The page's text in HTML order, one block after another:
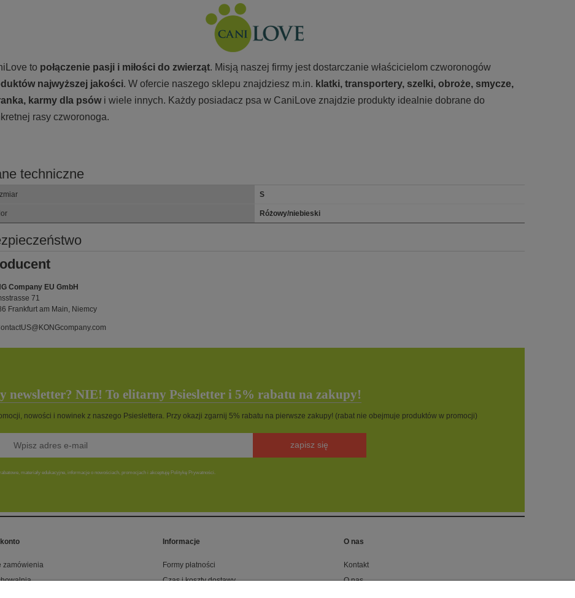
to połączenie pasji i miłości do zwierząt. Misją naszej firmy jest dostarczanie właścicielom czworonogów
najwyższej jakości. W ofercie naszego sklepu znajdziesz m.in. klatki, transportery, szelki, obroże, smycze,
karmy dla psówi wiele innych. Każdy posiadacz psa w CaniLove znajdzie produkty idealnie dobrane do
rasy czworonoga.
techniczne
S
Różowy/niebieski
Company EU GmbH
71
Frankfurt am Main, Niemcy
newsletter? NIE! To elitarny Psiesletter i 5% rabatu na zakupy!
nowości i nowinek z naszego Psieslettera. Przy okazji zgarnij 5% rabatu na pierwsze zakupy! (rabat nie obejmuje produktów w promocji)
zapisz się
materiały edukacyjne, informacje o nowościach, promocjach i akceptuję Politykę Prywatności.
zamówienia
Informacje
Formy płatności
Czas i koszty dostawy
O nas
Kontakt
O nas